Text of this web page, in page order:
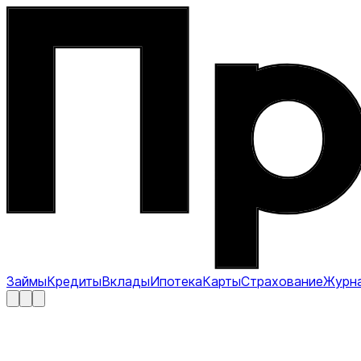
ЗаймыКредитыВкладыИпотекаКартыСтрахование